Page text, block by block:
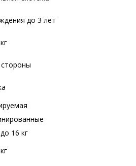
до 3 лет
16 кг